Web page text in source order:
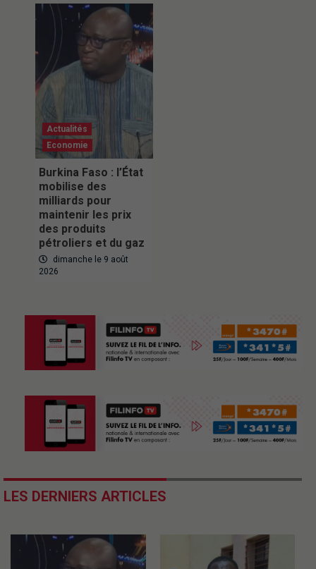
Actualités
Economie
Burkina Faso : l’État
mobilise des
milliards pour
maintenir les prix
des produits
pétroliers et du gaz
dimanche le 9 août
2026
LES DERNIERS ARTICLES